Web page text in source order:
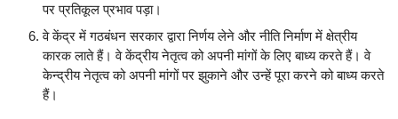
पर प्रतिकूल प्रभाव पड़ा।
वे केंद्र में गठबंधन सरकार द्वारा निर्णय लेने और नीति निर्माण में क्षेत्रीय
कारक लाते हैं। वे केंद्रीय नेतृत्व को अपनी मांगों के लिए बाध्य करते हैं। वे
केन्द्रीय नेतृत्व को अपनी मांगों पर झुकाने और उन्हें पूरा करने को बाध्य करते
हैं।